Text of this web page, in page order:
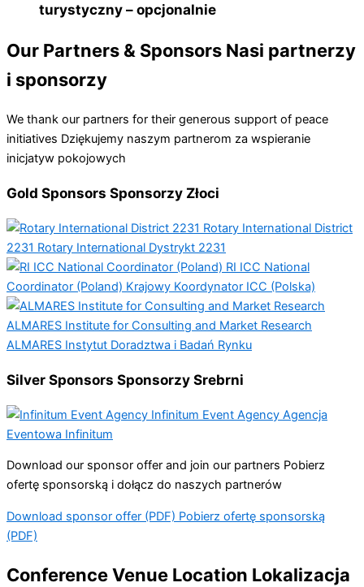
turystyczny – opcjonalnie
Our Partners & Sponsors Nasi partnerzy
i sponsorzy
We thank our partners for their generous support of peace
initiatives Dziękujemy naszym partnerom za wspieranie
inicjatyw pokojowych
Gold Sponsors Sponsorzy Złoci
Rotary International District
2231 Rotary International Dystrykt 2231
RI ICC National
Coordinator (Poland) Krajowy Koordynator ICC (Polska)
ALMARES Institute for Consulting and Market Research
ALMARES Instytut Doradztwa i Badań Rynku
Silver Sponsors Sponsorzy Srebrni
Infinitum Event Agency Agencja
Eventowa Infinitum
Download our sponsor offer and join our partners Pobierz
ofertę sponsorską i dołącz do naszych partnerów
Download sponsor offer (PDF) Pobierz ofertę sponsorską
(PDF)
Conference Venue Location Lokalizacja